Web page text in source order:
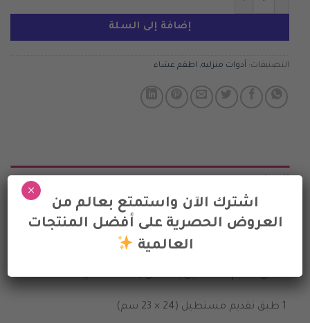
إضافة إلى السلة
التصنيفات: أدوات منزليه, اطقم عشاء
طقم تقديم خدمة ألبيرو مكون من
1 طبق تقديم مستطيل بمقبض (39 × 27 سم)
اشترك الآن واستمتع بعالم من
العروض الحصرية على أفضل المنتجات
العالمية
×